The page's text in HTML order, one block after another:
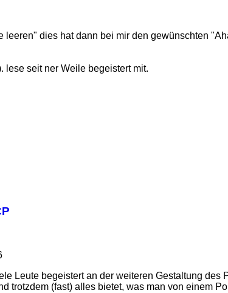
dies hat dann bei mir den gewünschten
. lese seit ner Weile begeistert mit.
Leute begeistert an der weiteren Gestaltung
trotzdem (fast) alles bietet, was man von einem